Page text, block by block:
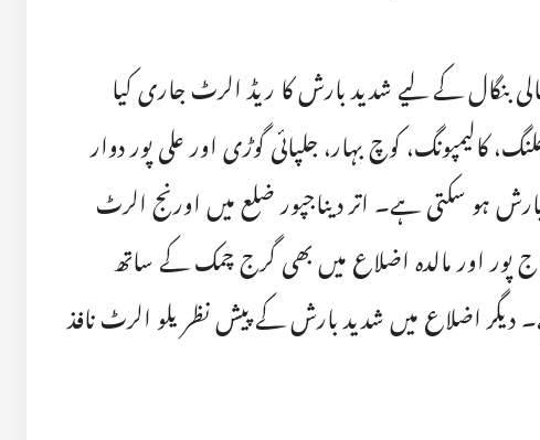
بنگال کے لیے شدید بارش کا ریڈ الرٹ جاری کیا
کالیمپونگ، کوچ بہار، جلپائی گوڑی اور علی پور دوار
میٹر تک بارش ہو سکتی ہے۔ اتر دیناجپور ضلع میں اورنج الرٹ
پور اور مالدہ اضلاع میں بھی گرج چمک کے ساتھ
اضلاع میں شدید بارش کے پیش نظر یلو الرٹ نافذ